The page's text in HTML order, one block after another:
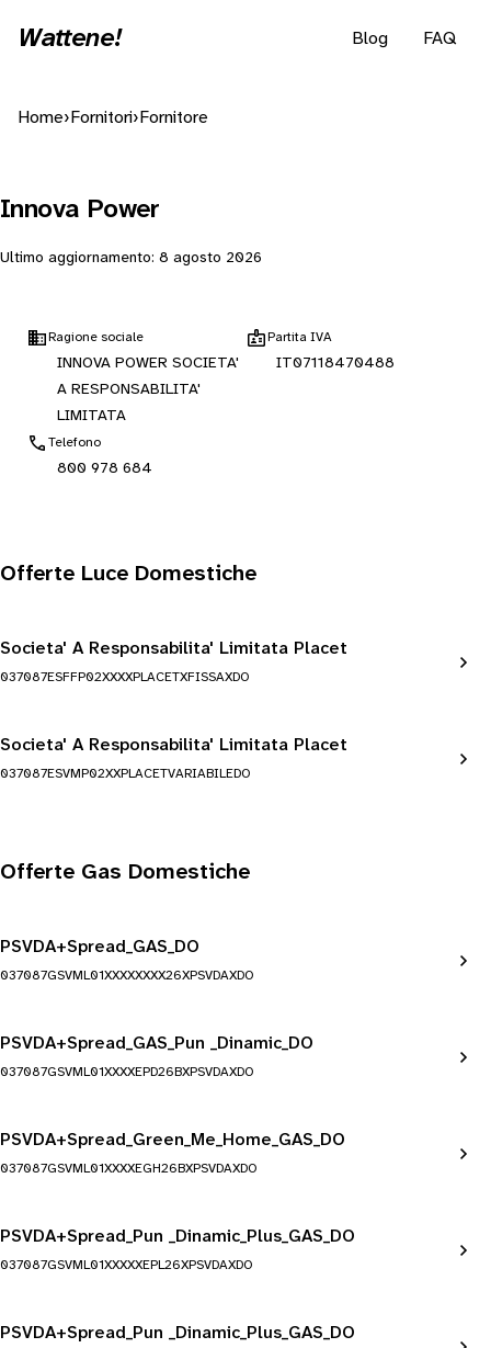
Wattene! Blog FAQ
Home› Fornitori› Fornitore
Innova Power
Ultimo aggiornamento: 8 agosto 2026
Ragione sociale
INNOVA POWER SOCIETA'
A RESPONSABILITA'
LIMITATA
Partita IVA
IT07118470488
Telefono
800 978 684
Offerte Luce Domestiche
Societa' A Responsabilita' Limitata Placet
037087ESFFP02XXXXPLACETXFISSAXDO
Societa' A Responsabilita' Limitata Placet
037087ESVMP02XXPLACETVARIABILEDO
Offerte Gas Domestiche
PSVDA+Spread_GAS_DO
037087GSVML01XXXXXXXX26XPSVDAXDO
PSVDA+Spread_GAS_Pun _Dinamic_DO
037087GSVML01XXXXEPD26BXPSVDAXDO
PSVDA+Spread_Green_Me_Home_GAS_DO
037087GSVML01XXXXEGH26BXPSVDAXDO
PSVDA+Spread_Pun _Dinamic_Plus_GAS_DO
037087GSVML01XXXXXEPL26XPSVDAXDO
PSVDA+Spread_Pun _Dinamic_Plus_GAS_DO